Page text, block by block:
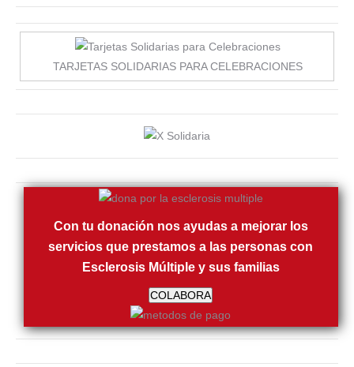
TARJETAS SOLIDARIAS PARA CELEBRACIONES
Con tu donación nos ayudas a mejorar los
servicios que prestamos a las personas con
Esclerosis Múltiple y sus familias
COLABORA